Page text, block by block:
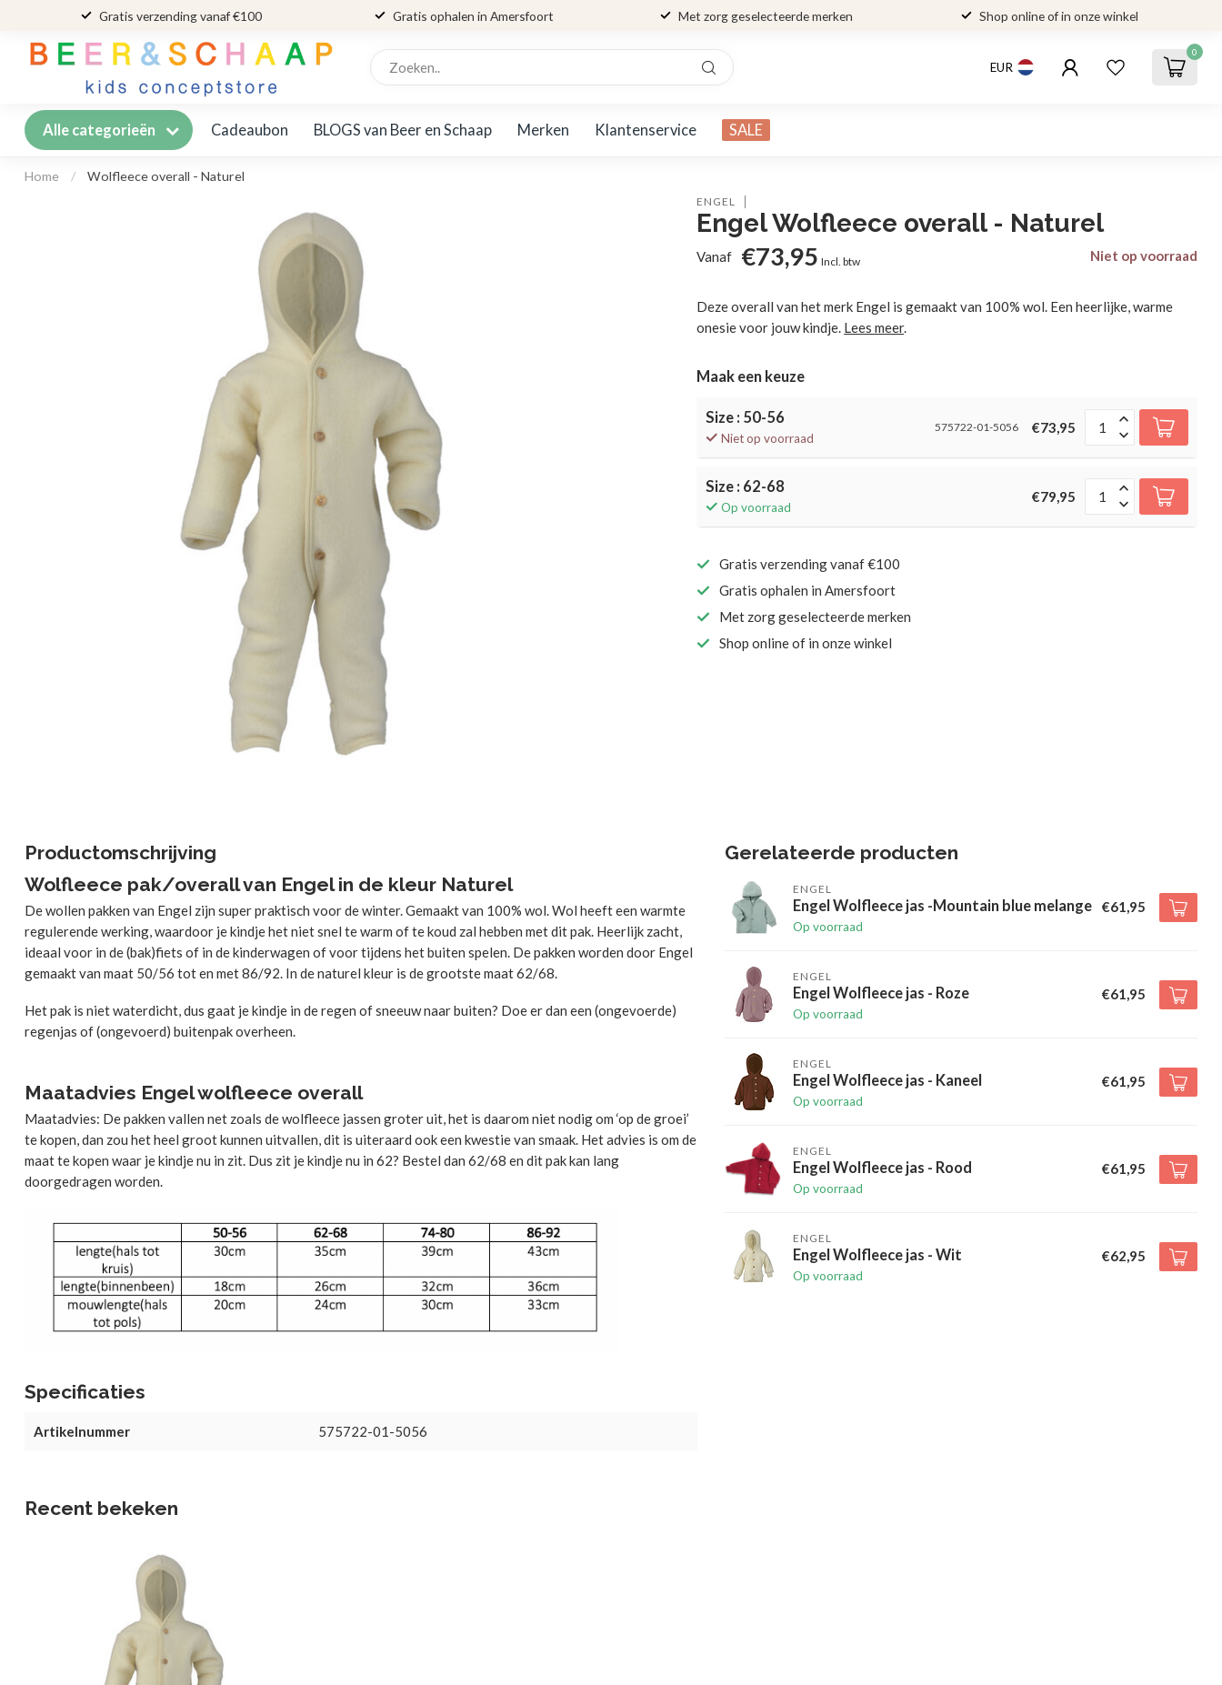
Gratis verzending vanaf €100 Gratis ophalen in Amersfoort Met zorg geselecteerde merken Shop online of in onze winkel
EUR
0
Alle categorieën Cadeaubon BLOGS van Beer en Schaap Merken Klantenservice SALE
Home / Wolfleece overall - Naturel
ENGEL
Engel Wolfleece overall - Naturel
Vanaf €73,95 Incl. btw Niet op voorraad
Deze overall van het merk Engel is gemaakt van 100% wol. Een heerlijke, warme
onesie voor jouw kindje. Lees meer.
Maak een keuze
Size : 50-56
Niet op voorraad
575722-01-5056 €73,95
Size : 62-68
Op voorraad
€79,95
Gratis verzending vanaf €100
Gratis ophalen in Amersfoort
Met zorg geselecteerde merken
Shop online of in onze winkel
Productomschrijving
Wolfleece pak/overall van Engel in de kleur Naturel
De wollen pakken van Engel zijn super praktisch voor de winter. Gemaakt van 100% wol. Wol heeft een warmte
regulerende werking, waardoor je kindje het niet snel te warm of te koud zal hebben met dit pak. Heerlijk zacht,
ideaal voor in de (bak)fiets of in de kinderwagen of voor tijdens het buiten spelen. De pakken worden door Engel
gemaakt van maat 50/56 tot en met 86/92. In de naturel kleur is de grootste maat 62/68.
Het pak is niet waterdicht, dus gaat je kindje in de regen of sneeuw naar buiten? Doe er dan een (ongevoerde)
regenjas of (ongevoerd) buitenpak overheen.
Maatadvies Engel wolfleece overall
Maatadvies: De pakken vallen net zoals de wolfleece jassen groter uit, het is daarom niet nodig om ‘op de groei’
te kopen, dan zou het heel groot kunnen uitvallen, dit is uiteraard ook een kwestie van smaak. Het advies is om de
maat te kopen waar je kindje nu in zit. Dus zit je kindje nu in 62? Bestel dan 62/68 en dit pak kan lang
doorgedragen worden.
Specificaties
Artikelnummer 575722-01-5056
Gerelateerde producten
ENGEL
Engel Wolfleece jas -Mountain blue melange
Op voorraad
€61,95
ENGEL
Engel Wolfleece jas - Roze
Op voorraad
€61,95
ENGEL
Engel Wolfleece jas - Kaneel
Op voorraad
€61,95
ENGEL
Engel Wolfleece jas - Rood
Op voorraad
€61,95
ENGEL
Engel Wolfleece jas - Wit
Op voorraad
€62,95
Recent bekeken